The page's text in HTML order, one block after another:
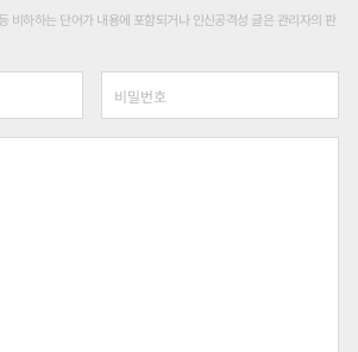
비하하는 단어가 내용에 포함되거나 인신공격성 글은 관리자의 판